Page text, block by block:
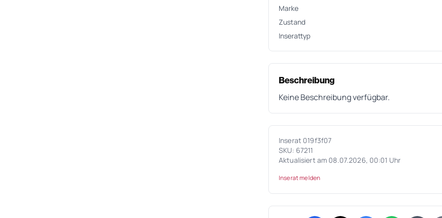
Marke
Zustand
Inserattyp
Beschreibung
Keine Beschreibung verfügbar.
Inserat 019f3f07
SKU: 67211
Aktualisiert am 08.07.2026, 00:01 Uhr
Inserat melden